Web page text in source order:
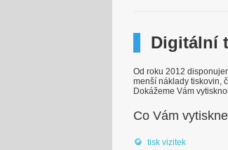
Digitální
Od roku 2012
menší náklady tiskovin,
Dokážeme Vám
Co Vám
tisk vizitek